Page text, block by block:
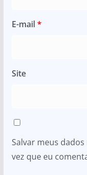
E-mail*
Site
Salvar meus
vez que eu